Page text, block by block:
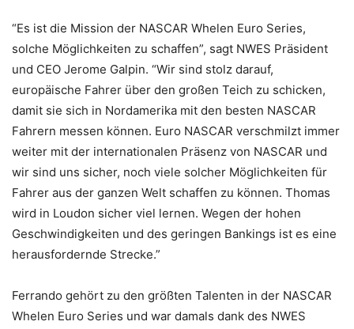
“Es ist die Mission der NASCAR Whelen Euro Series,
solche Möglichkeiten zu schaffen”, sagt NWES Präsident
und CEO Jerome Galpin. “Wir sind stolz darauf,
europäische Fahrer über den großen Teich zu schicken,
damit sie sich in Nordamerika mit den besten NASCAR
Fahrern messen können. Euro NASCAR verschmilzt immer
weiter mit der internationalen Präsenz von NASCAR und
wir sind uns sicher, noch viele solcher Möglichkeiten für
Fahrer aus der ganzen Welt schaffen zu können. Thomas
wird in Loudon sicher viel lernen. Wegen der hohen
Geschwindigkeiten und des geringen Bankings ist es eine
herausfordernde Strecke.”
Ferrando gehört zu den größten Talenten in der NASCAR
Whelen Euro Series und war damals dank des NWES